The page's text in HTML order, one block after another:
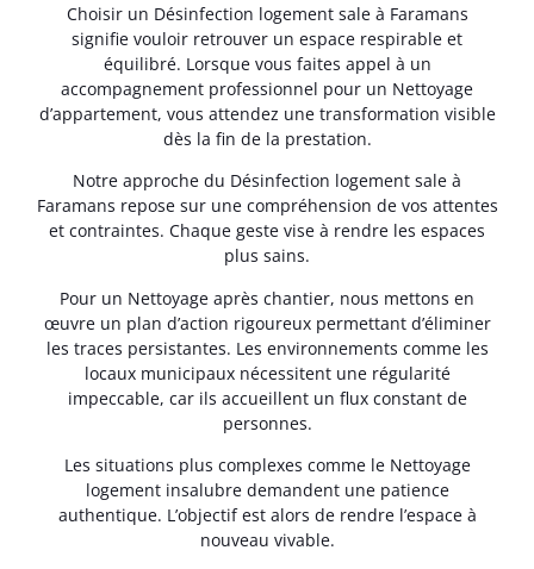
Choisir un Désinfection logement sale à Faramans
signifie vouloir retrouver un espace respirable et
équilibré. Lorsque vous faites appel à un
accompagnement professionnel pour un Nettoyage
d’appartement, vous attendez une transformation visible
dès la fin de la prestation.
Notre approche du Désinfection logement sale à
Faramans repose sur une compréhension de vos attentes
et contraintes. Chaque geste vise à rendre les espaces
plus sains.
Pour un Nettoyage après chantier, nous mettons en
œuvre un plan d’action rigoureux permettant d’éliminer
les traces persistantes. Les environnements comme les
locaux municipaux nécessitent une régularité
impeccable, car ils accueillent un flux constant de
personnes.
Les situations plus complexes comme le Nettoyage
logement insalubre demandent une patience
authentique. L’objectif est alors de rendre l’espace à
nouveau vivable.